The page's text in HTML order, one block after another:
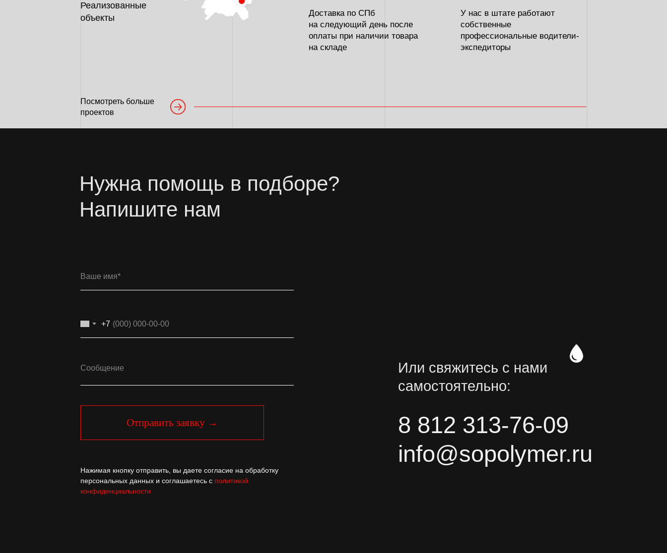
Доставка по СПб
на следующий день после
оплаты при наличии товара
на складе
У нас в штате работают
собственные
профессиональные водители-
экспедиторы
Посмотреть больше
проектов
Реализованные
объекты
+7
Отправить заявку →
Нажимая кнопку отправить, вы даете согласие на обработку
персональных данных и соглашаетесь с политикой
конфиденциальности
Нужна помощь в подборе?
Напишите нам
Или свяжитесь с нами
самостоятельно:
8 812 313-76-09
info@sopolymer.ru